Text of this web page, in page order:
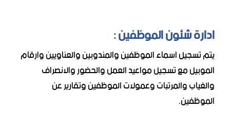
ادارة شئون الموظفين :
يتم تسجيل اسماء الموظفين والمندوبين والعناويين وارقام
الموبيل مع تسجيل مواعيد العمل والحضور والانصراف
والغياب والمرتبات وعمولات الموظفين وتقارير عن
الموظفين.